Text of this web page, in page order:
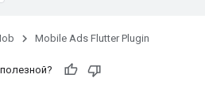
Mobile Ads Flutter Plugin